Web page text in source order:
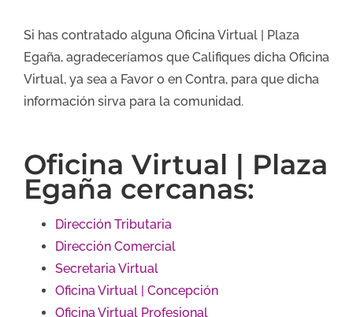
Si has contratado alguna Oficina Virtual | Plaza
Egaña, agradeceríamos que Califiques dicha Oficina
Virtual, ya sea a Favor o en Contra, para que dicha
información sirva para la comunidad.
Oficina Virtual | Plaza
Egaña cercanas:
Dirección Tributaria
Dirección Comercial
Secretaria Virtual
Oficina Virtual | Concepción
Oficina Virtual Profesional